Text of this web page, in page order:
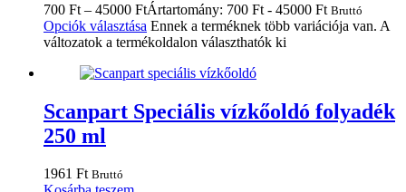
700 Ft – 45000 FtÁrtartomány: 700 Ft - 45000 Ft Bruttó
Opciók választása Ennek a terméknek több variációja van. A
változatok a termékoldalon választhatók ki
Scanpart Speciális vízkőoldó folyadék
250 ml
1961 Ft Bruttó